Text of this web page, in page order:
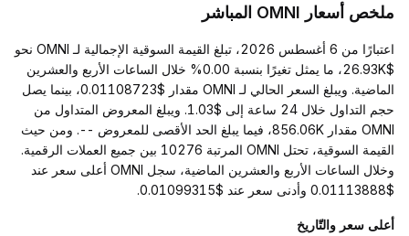
ملخص أسعار OMNI المباشر
اعتبارًا من 6 أغسطس 2026، تبلغ القيمة السوقية الإجمالية لـ OMNI نحو
$26.93K، ما يمثل تغيرًا بنسبة 0.00% خلال الساعات الأربع والعشرين
الماضية. ويبلغ السعر الحالي لـ OMNI مقدار $0.01108723، بينما يصل
حجم التداول خلال 24 ساعة إلى $1.03. ويبلغ المعروض المتداول من
OMNI مقدار 856.06K، فيما يبلغ الحد الأقصى للمعروض --. ومن حيث
القيمة السوقية، تحتل OMNI المرتبة 10276 بين جميع العملات الرقمية.
وخلال الساعات الأربع والعشرين الماضية، سجل OMNI أعلى سعر عند
$0.01113888 وأدنى سعر عند $0.01099315.
أعلى سعر والتّاريخ